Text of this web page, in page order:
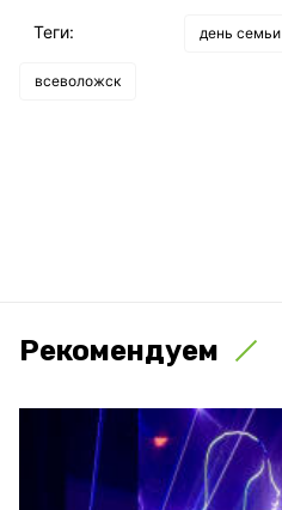
Теги: день семьи
всеволожск
Рекомендуем